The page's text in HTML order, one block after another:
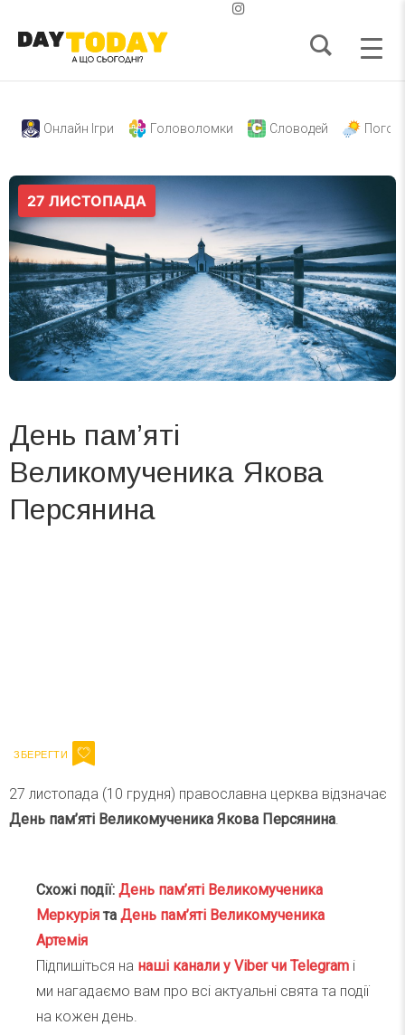
Онлайн Ігри Головоломки Словодей
День пам’яті
Великомученика Якова
Персянина
27 листопада (10 грудня) православна церква відзначає
День пам’яті Великомученика Якова Персянина.
Схожі події: День пам’яті Великомученика
Меркурія та День пам’яті Великомученика
Артемія
Підпишіться на наші канали у Viber чи Telegram і
ми нагадаємо вам про всі актуальні свята та події
на кожен день.